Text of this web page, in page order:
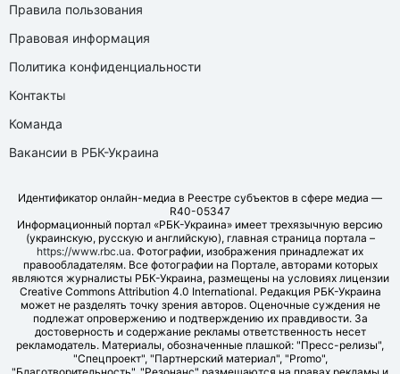
Правила пользования
Правовая информация
Политика конфиденциальности
Контакты
Команда
Вакансии в РБК-Украина
Идентификатор онлайн-медиа в Реестре субъектов в сфере медиа —
R40-05347
Информационный портал «РБК-Украина» имеет трехязычную версию
(украинскую, русскую и английскую), главная страница портала –
https://www.rbc.ua. Фотографии, изображения принадлежат их
правообладателям. Все фотографии на Портале, авторами которых
являются журналисты РБК-Украина, размещены на условиях лицензии
Creative Commons Attribution 4.0 International. Редакция РБК-Украина
может не разделять точку зрения авторов. Оценочные суждения не
подлежат опровержению и подтверждению их правдивости. За
достоверность и содержание рекламы ответственность несет
рекламодатель. Материалы, обозначенные плашкой: "Пресс-релизы",
"Спецпроект", "Партнерский материал", "Promo",